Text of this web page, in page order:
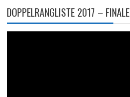
DOPPELRANGLISTE 2017 – FINALE